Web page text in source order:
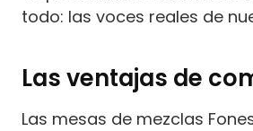
todo: las voces reales de
Las ventajas de
Las mesas de mezclas